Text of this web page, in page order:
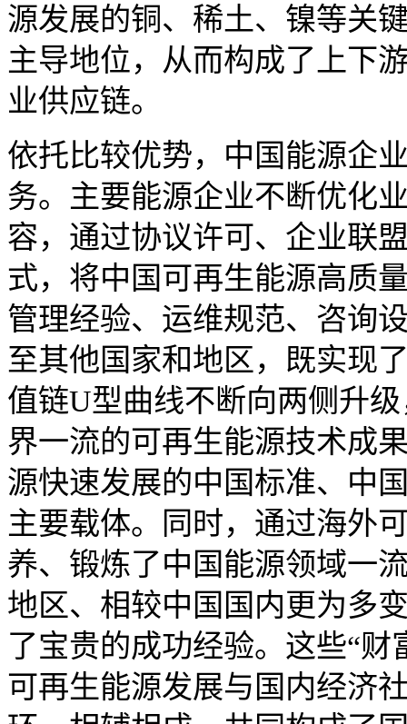
源发展的铜、稀土、镍等关
主导地位，从而构成了上下
业供应链。
依托比较优势，中国能源企
务。主要能源企业不断优化
容，通过协议许可、企业联
式，将中国可再生能源高质
管理经验、运维规范、咨询
至其他国家和地区，既实现
值链U型曲线不断向两侧升
界一流的可再生能源技术成
源快速发展的中国标准、中
主要载体。同时，通过海外
养、锻炼了中国能源领域一
地区、相较中国国内更为多
了宝贵的成功经验。这些“
可再生能源发展与国内经济